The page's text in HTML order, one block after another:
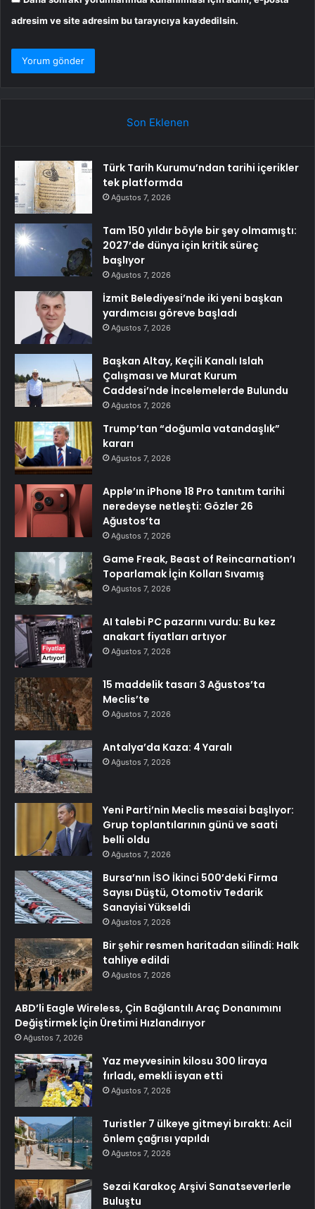
adresim ve site adresim bu tarayıcıya kaydedilsin.
Son Eklenen
Türk Tarih Kurumu’ndan tarihi içerikler
tek platformda
Ağustos 7, 2026
Tam 150 yıldır böyle bir şey olmamıştı:
2027’de dünya için kritik süreç
başlıyor
Ağustos 7, 2026
İzmit Belediyesi’nde iki yeni başkan
yardımcısı göreve başladı
Ağustos 7, 2026
Başkan Altay, Keçili Kanalı Islah
Çalışması ve Murat Kurum
Caddesi’nde İncelemelerde Bulundu
Ağustos 7, 2026
Trump’tan “doğumla vatandaşlık”
kararı
Ağustos 7, 2026
Apple’ın iPhone 18 Pro tanıtım tarihi
neredeyse netleşti: Gözler 26
Ağustos’ta
Ağustos 7, 2026
Game Freak, Beast of Reincarnation’ı
Toparlamak İçin Kolları Sıvamış
Ağustos 7, 2026
AI talebi PC pazarını vurdu: Bu kez
anakart fiyatları artıyor
Ağustos 7, 2026
15 maddelik tasarı 3 Ağustos’ta
Meclis’te
Ağustos 7, 2026
Antalya’da Kaza: 4 Yaralı
Ağustos 7, 2026
Yeni Parti’nin Meclis mesaisi başlıyor:
Grup toplantılarının günü ve saati
belli oldu
Ağustos 7, 2026
Bursa’nın İSO İkinci 500’deki Firma
Sayısı Düştü, Otomotiv Tedarik
Sanayisi Yükseldi
Ağustos 7, 2026
Bir şehir resmen haritadan silindi: Halk
tahliye edildi
Ağustos 7, 2026
ABD’li Eagle Wireless, Çin Bağlantılı Araç Donanımını
Değiştirmek İçin Üretimi Hızlandırıyor
Ağustos 7, 2026
Yaz meyvesinin kilosu 300 liraya
fırladı, emekli isyan etti
Ağustos 7, 2026
Turistler 7 ülkeye gitmeyi bıraktı: Acil
önlem çağrısı yapıldı
Ağustos 7, 2026
Sezai Karakoç Arşivi Sanatseverlerle
Buluştu